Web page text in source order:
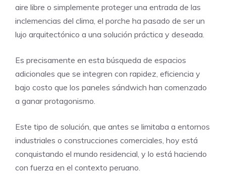
aire libre o simplemente proteger una entrada de las
inclemencias del clima, el porche ha pasado de ser un
lujo arquitectónico a una solución práctica y deseada.
Es precisamente en esta búsqueda de espacios
adicionales que se integren con rapidez, eficiencia y
bajo costo que los paneles sándwich han comenzado
a ganar protagonismo.
Este tipo de solución, que antes se limitaba a entornos
industriales o construcciones comerciales, hoy está
conquistando el mundo residencial, y lo está haciendo
con fuerza en el contexto peruano.